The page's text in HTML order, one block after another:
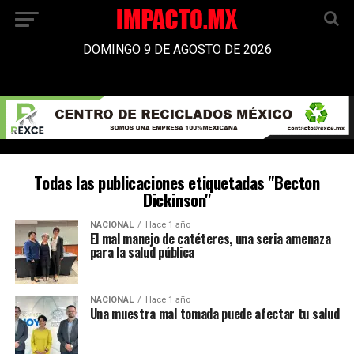
DOMINGO 9 DE AGOSTO DE 2026
Todas las publicaciones etiquetadas "Becton
Dickinson"
NACIONAL Hace 1 año
El mal manejo de catéteres, una seria amenaza
para la salud pública
NACIONAL Hace 1 año
Una muestra mal tomada puede afectar tu salud